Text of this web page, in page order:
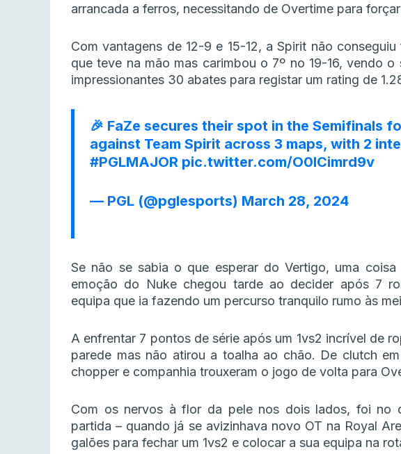
arrancada a ferros, necessitando de Overtime para
Com vantagens de 12-9 e 15-12, a Spirit não
que teve na mão mas carimbou o 7º no 19-16, vendo
impressionantes 30 abates para registar um rating de
🎉 FaZe secures their spot in the Semifinals
against Team Spirit across 3 maps, with 2
#PGLMAJOR pic.twitter.com/O0lCimrd9v
— PGL (@pglesports) March 28, 2024
Se não se sabia o que esperar do Vertigo, uma
emoção do Nuke chegou tarde ao decider após 7
equipa que ia fazendo um percurso tranquilo rumo às
A enfrentar 7 pontos de série após um 1vs2 incrível de
parede mas não atirou a toalha ao chão. De clutch
chopper e companhia trouxeram o jogo de volta para
Com os nervos à flor da pele nos dois lados, foi no
partida – quando já se avizinhava novo OT na Royal
galões para fechar um 1vs2 e colocar a sua equipa na